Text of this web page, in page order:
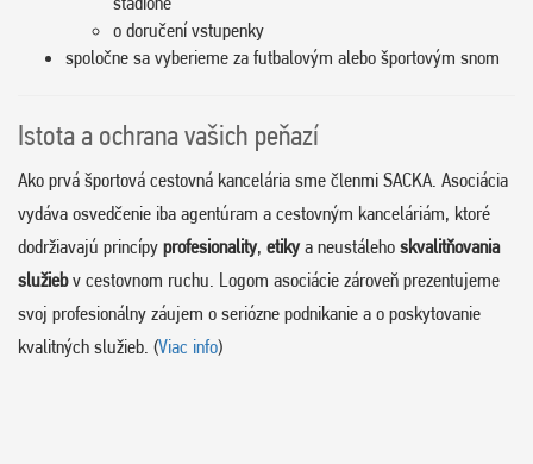
o doručení vstupenky
spoločne sa vyberieme za futbalovým alebo športovým snom
Istota a ochrana vašich peňazí
Ako prvá športová cestovná kancelária sme členmi SACKA. Asociácia
vydáva osvedčenie iba agentúram a cestovným kanceláriám, ktoré
dodržiavajú princípy profesionality, etikya neustáleho skvalitňovania
služiebv cestovnom ruchu. Logom asociácie zároveň prezentujeme
svoj profesionálny záujem o seriózne podnikanie a o poskytovanie
kvalitných služieb. (Viac info)